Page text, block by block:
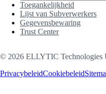
Toegankelijkheid
Lijst van Subverwerkers
Gegevensbewaring
Trust Center
© 2026 ELLYTIC Technologies
PrivacybeleidCookiebeleid